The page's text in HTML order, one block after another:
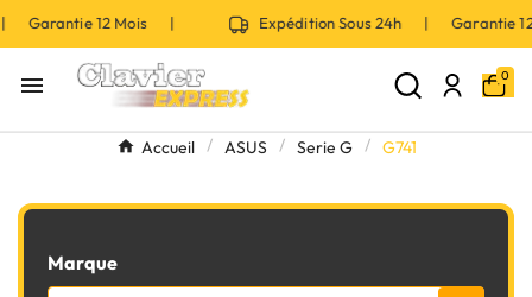
| Garantie 12 Mois | Expédition Sous 24h | Garantie
 0
Accueil ASUS Serie G G741
Marque